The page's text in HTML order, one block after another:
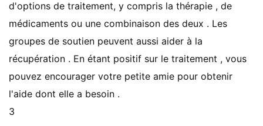
d'options de traitement, y compris la thérapie , de
médicaments ou une combinaison des deux . Les
groupes de soutien peuvent aussi aider à la
récupération . En étant positif sur le traitement , vous
pouvez encourager votre petite amie pour obtenir
l'aide dont elle a besoin .
3